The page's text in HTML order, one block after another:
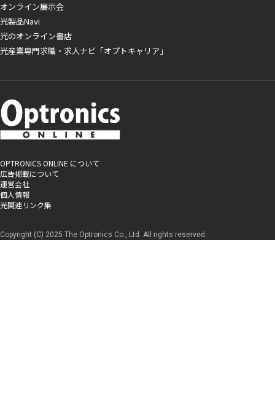
オンライン展示会
光製品Navi
光のオンライン書店
光産業専門求職・求人ナビ「オプトキャリア」
OPTRONICS ONLINE について
広告掲載について
運営会社
個人情報
光関連リンク集
Copyright (C) 2025 The Optronics Co., Ltd. All rights reserved.